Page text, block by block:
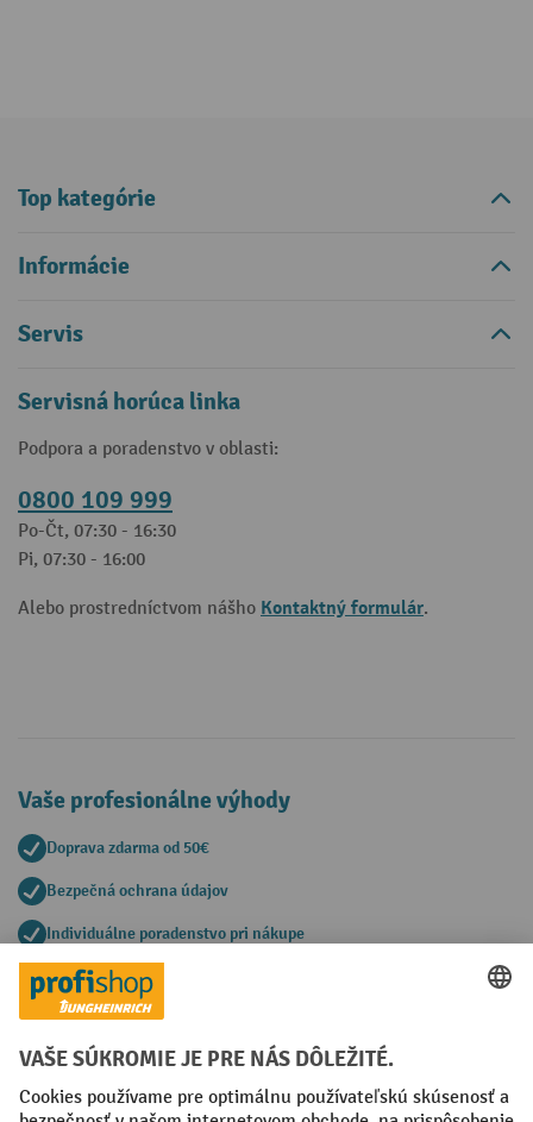
Top kategórie
Informácie
Servis
Servisná horúca linka
Podpora a poradenstvo v oblasti:
0800 109 999
Po-Čt, 07:30 - 16:30
Pi, 07:30 - 16:00
Alebo prostredníctvom nášho Kontaktný formulár.
Vaše profesionálne výhody
Doprava zdarma od 50€
Bezpečná ochrana údajov
Individuálne poradenstvo pri nákupe
Spôsoby platby